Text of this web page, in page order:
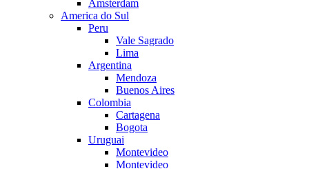
Amsterdam
America do Sul
Peru
Vale Sagrado
Lima
Argentina
Mendoza
Buenos Aires
Colombia
Cartagena
Bogota
Uruguai
Montevideo
Montevideo